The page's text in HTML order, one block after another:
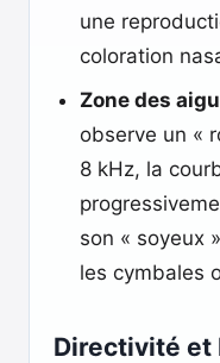
une
coloration
Zone des
observe un «
8 kHz, la
son « soyeux
les cymbales
Directivité et